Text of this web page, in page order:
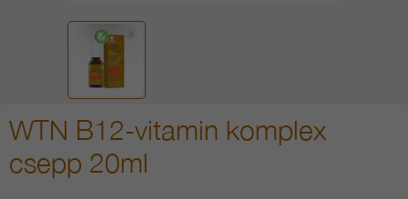
WTN B12-vitamin komplex
csepp 20ml